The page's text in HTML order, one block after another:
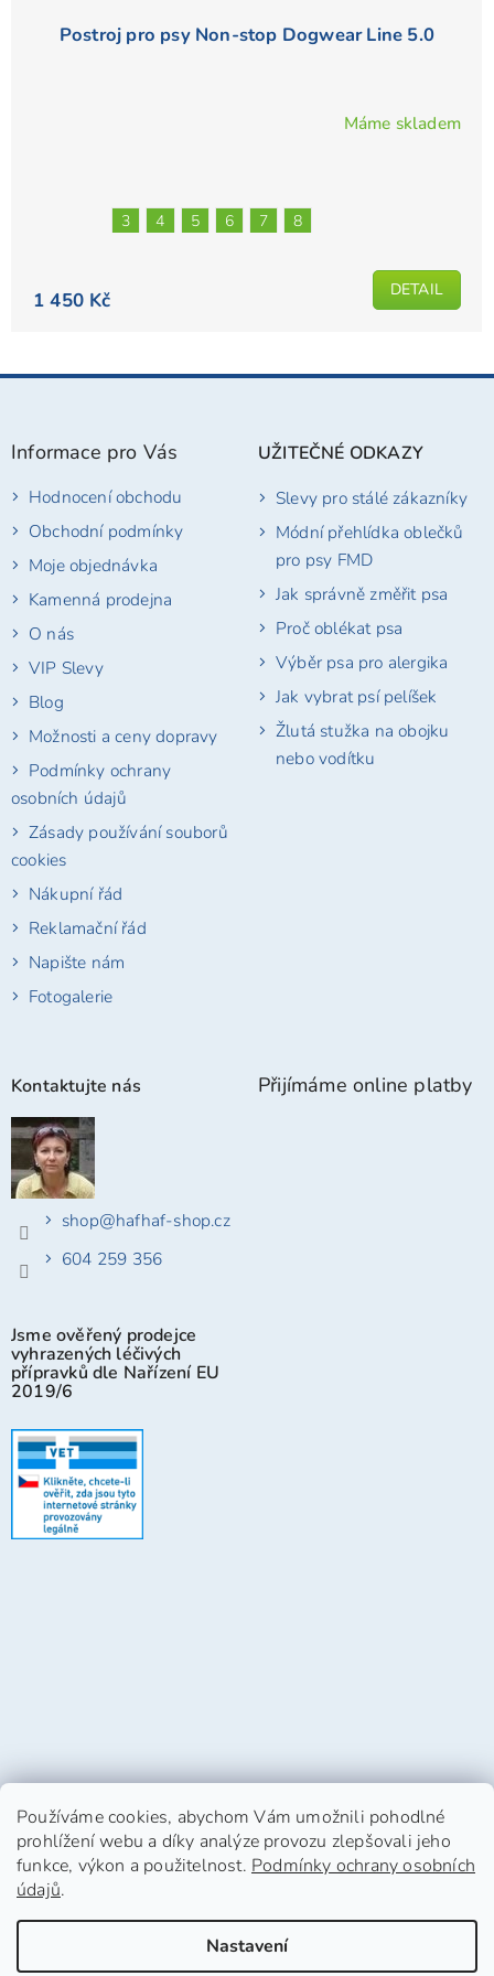
Používáme cookies, abychom Vám umožnili pohodlné
prohlížení webu a díky analýze provozu zlepšovali jeho
funkce, výkon a použitelnost. Podmínky ochrany osobních
údajů.
Nastavení
Postroj pro psy Non-stop Dogwear Line 5.0
5
hvězdiček.
Máme skladem
1 450 Kč DETAIL
3 4 5 6 7 8
Z
Informace pro Vás
Hodnocení obchodu
Obchodní podmínky
Moje objednávka
Kamenná prodejna
O nás
VIP Slevy
Blog
Možnosti a ceny dopravy
Podmínky ochrany
osobních údajů
Zásady používání souborů
cookies
Nákupní řád
Reklamační řád
Napište nám
Fotogalerie
UŽITEČNÉ ODKAZY
Slevy pro stálé zákazníky
Módní přehlídka oblečků
pro psy FMD
Jak správně změřit psa
Proč oblékat psa
Výběr psa pro alergika
Jak vybrat psí pelíšek
Žlutá stužka na obojku
nebo vodítku
Kontaktujte nás
shop@hafhaf-shop.cz
604 259 356
Jsme ověřený prodejce
vyhrazených léčivých
přípravků dle Nařízení EU
2019/6
Přijímáme online platby
Vytvořil Shoptet